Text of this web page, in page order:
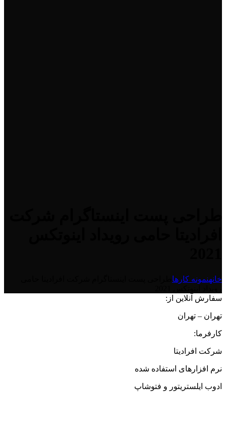
خانهنمونه کارها
سفارش آنلاین از:
تهران – تهران
کارفرما:
شرکت افرادیتا
نرم افزارهای استفاده شده
ادوب ایلستریتور و فتوشاپ